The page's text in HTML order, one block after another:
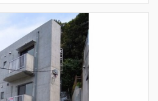
関連法規、周辺の環境...